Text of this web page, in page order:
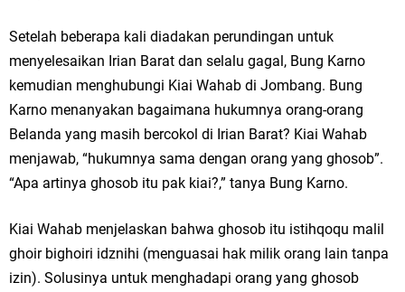
Setelah beberapa kali diadakan perundingan untuk
menyelesaikan Irian Barat dan selalu gagal, Bung Karno
kemudian menghubungi Kiai Wahab di Jombang. Bung
Karno menanyakan bagaimana hukumnya orang-orang
Belanda yang masih bercokol di Irian Barat? Kiai Wahab
menjawab, “hukumnya sama dengan orang yang ghosob”.
“Apa artinya ghosob itu pak kiai?,” tanya Bung Karno.
Kiai Wahab menjelaskan bahwa ghosob itu istihqoqu malil
ghoir bighoiri idznihi (menguasai hak milik orang lain tanpa
izin). Solusinya untuk menghadapi orang yang ghosob